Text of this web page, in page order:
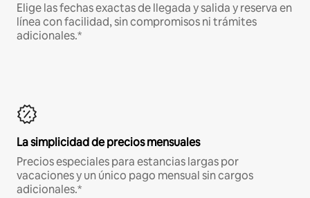
Elige las fechas exactas de llegada y salida y reserva en
línea con facilidad, sin compromisos ni trámites
adicionales.*
La simplicidad de precios mensuales
Precios especiales para estancias largas por
vacaciones y un único pago mensual sin cargos
adicionales.*